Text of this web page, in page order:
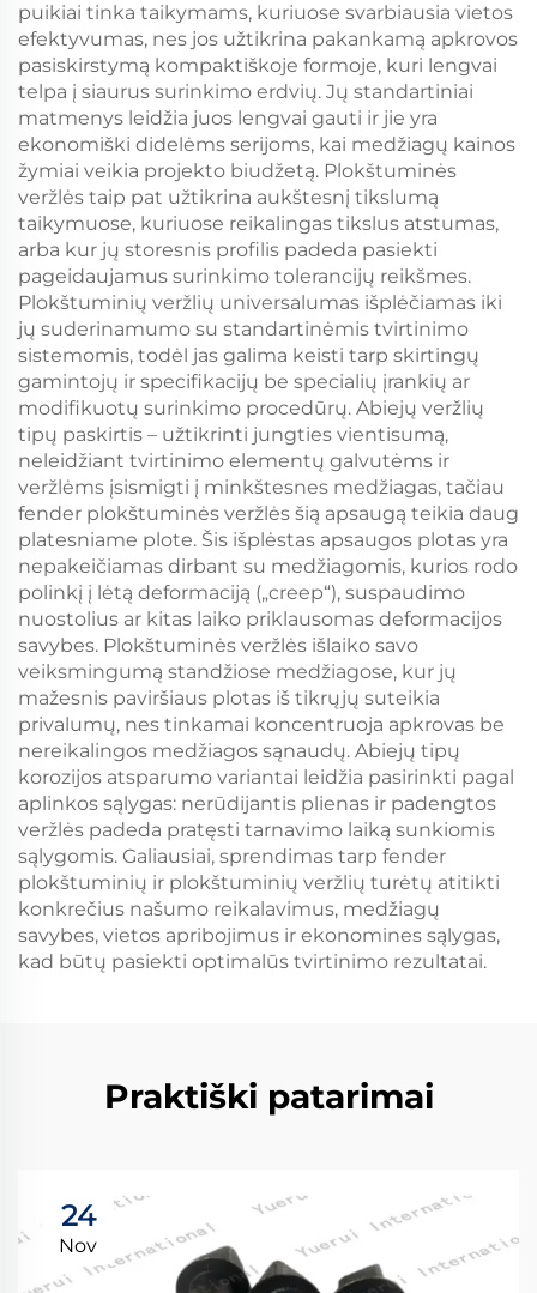
puikiai tinka taikymams, kuriuose svarbiausia vietos
efektyvumas, nes jos užtikrina pakankamą apkrovos
pasiskirstymą kompaktiškoje formoje, kuri lengvai
telpa į siaurus surinkimo erdvių. Jų standartiniai
matmenys leidžia juos lengvai gauti ir jie yra
ekonomiški didelėms serijoms, kai medžiagų kainos
žymiai veikia projekto biudžetą. Plokštuminės
veržlės taip pat užtikrina aukštesnį tikslumą
taikymuose, kuriuose reikalingas tikslus atstumas,
arba kur jų storesnis profilis padeda pasiekti
pageidaujamus surinkimo tolerancijų reikšmes.
Plokštuminių veržlių universalumas išplėčiamas iki
jų suderinamumo su standartinėmis tvirtinimo
sistemomis, todėl jas galima keisti tarp skirtingų
gamintojų ir specifikacijų be specialių įrankių ar
modifikuotų surinkimo procedūrų. Abiejų veržlių
tipų paskirtis – užtikrinti jungties vientisumą,
neleidžiant tvirtinimo elementų galvutėms ir
veržlėms įsismigti į minkštesnes medžiagas, tačiau
fender plokštuminės veržlės šią apsaugą teikia daug
platesniame plote. Šis išplėstas apsaugos plotas yra
nepakeičiamas dirbant su medžiagomis, kurios rodo
polinkį į lėtą deformaciją („creep“), suspaudimo
nuostolius ar kitas laiko priklausomas deformacijos
savybes. Plokštuminės veržlės išlaiko savo
veiksmingumą standžiose medžiagose, kur jų
mažesnis paviršiaus plotas iš tikrųjų suteikia
privalumų, nes tinkamai koncentruoja apkrovas be
nereikalingos medžiagos sąnaudų. Abiejų tipų
korozijos atsparumo variantai leidžia pasirinkti pagal
aplinkos sąlygas: nerūdijantis plienas ir padengtos
veržlės padeda pratęsti tarnavimo laiką sunkiomis
sąlygomis. Galiausiai, sprendimas tarp fender
plokštuminių ir plokštuminių veržlių turėtų atitikti
konkrečius našumo reikalavimus, medžiagų
savybes, vietos apribojimus ir ekonomines sąlygas,
kad būtų pasiekti optimalūs tvirtinimo rezultatai.
Praktiški patarimai
24
Nov